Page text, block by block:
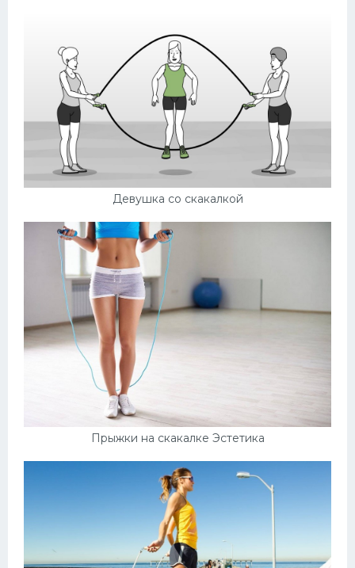
Девушка со скакалкой
Прыжки на скакалке Эстетика